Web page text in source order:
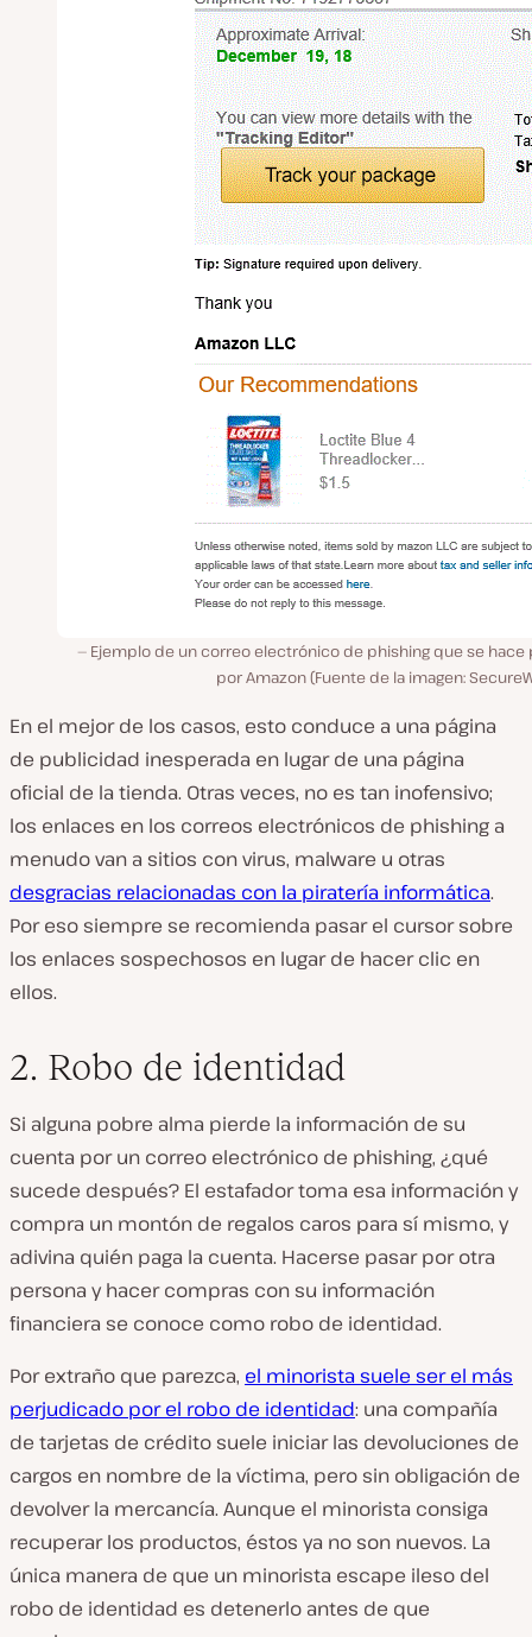
Ejemplo de un correo electrónico de phishing que se hace
por Amazon (Fuente de la imagen:
En el mejor de los casos, esto conduce a una página
de publicidad inesperada en lugar de una página
oficial de la tienda. Otras veces, no es tan inofensivo;
los enlaces en los correos electrónicos de phishing a
menudo van a sitios con virus, malware u otras
desgracias relacionadas con la piratería informática.
Por eso siempre se recomienda pasar el cursor sobre
los enlaces sospechosos en lugar de hacer clic en
ellos.
2. Robo de identidad
Si alguna pobre alma pierde la información de su
cuenta por un correo electrónico de phishing, ¿qué
sucede después? El estafador toma esa información y
compra un montón de regalos caros para sí mismo, y
adivina quién paga la cuenta. Hacerse pasar por otra
persona y hacer compras con su información
financiera se conoce como robo de identidad.
Por extraño que parezca, el minorista suele ser el más
perjudicado por el robo de identidad: una compañía
de tarjetas de crédito suele iniciar las devoluciones de
cargos en nombre de la víctima, pero sin obligación de
devolver la mercancía. Aunque el minorista consiga
recuperar los productos, éstos ya no son nuevos. La
única manera de que un minorista escape ileso del
robo de identidad es detenerlo antes de que